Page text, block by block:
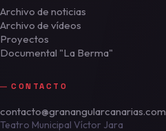
Archivo de noticias
Archivo de vídeos
Proyectos
Documental "La Berma"
CONTACTO
contacto@granangularcanarias.com
Teatro Municipal Víctor Jara